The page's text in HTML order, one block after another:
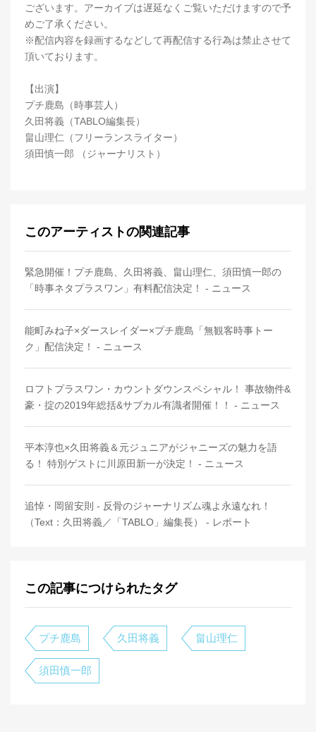
ございます。アーカイブは遅延なくご覧いただけますので予
めご了承ください。
※配信内容を録画するなどして再配信する行為は禁止させて
頂いております。
【出演】
プチ鹿島（時事芸人）
久田将義（TABLO編集長）
畠山理仁（フリーランスライター）
須田慎一郎 （ジャーナリスト）
このアーティストの関連記事
緊急開催！プチ鹿島、久田将義、畠山理仁、須田慎一郎の
「時事ネタプラスワン」有料配信決定！ - ニュース
能町みね子×ダースレイダー×プチ鹿島「無観客時事トー
ク」配信決定！ - ニュース
ロフトプラスワン・カウントダウンスペシャル！ 事故物件&
豪・掟の2019年総括&サブカル有識者開催！！ - ニュース
平本淳也×久田将義＆元ジュニアがジャニーズの魅力を語
る！ 特別ゲストに川原田新一が決定！ - ニュース
追悼・岡留安則 - 反骨のジャーナリズム魂よ永遠なれ！
（Text：久田将義／「TABLO」編集長） - レポート
この記事につけられたタグ
プチ鹿島 久田将義 畠山理仁
須田慎一郎